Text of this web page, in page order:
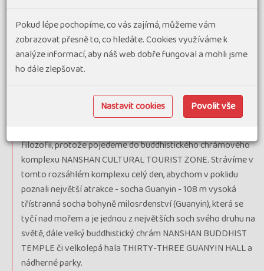
využití hotelových služeb nebo příjemné procházky v jižní
části ostrova Hainan, kde se nachází naše ubytování. Ideální
den k načerpání energie a vychutnání tropické atmosféry
ostrova. Pozdě odpoledne nás čeká úžasná plavba lodí v
Sanya Bay s bufetem přímo na lodi i včetně občerstvení, kde
budeme mít výhled na osvětlenou panoramu SANYA a
filozofii, protože pojedeme do buddhistického chrámového
komplexu NANSHAN CULTURAL TOURIST ZONE. Strávíme v
tomto rozsáhlém komplexu celý den, abychom v poklidu
poznali největší atrakce - socha Guanyin - 108 m vysoká
třístranná socha bohyně milosrdenství (Guanyin), která se
tyčí nad mořem a je jednou z největších soch svého druhu na
světě, dále velký buddhistický chrám NANSHAN BUDDHIST
TEMPLE či velkolepá hala THIRTY-THREE GUANYIN HALL a
nádherné parky.
Pokud lépe pochopíme, co vás zajímá, můžeme vám
zobrazovat přesně to, co hledáte. Cookies využíváme k
analýze informací, aby náš web dobře fungoval a mohli jsme
ho dále zlepšovat.
Nastavit cookies Povolit vše